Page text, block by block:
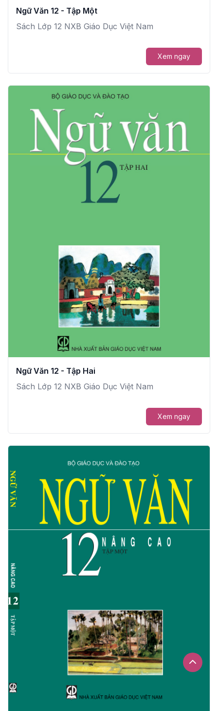
Ngữ Văn 12 - Tập Một
Sách Lớp 12 NXB Giáo Dục Việt Nam
Xem ngay
Ngữ Văn 12 - Tập Hai
Sách Lớp 12 NXB Giáo Dục Việt Nam
Xem ngay